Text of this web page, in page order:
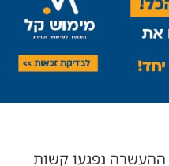
נפגעו קשות